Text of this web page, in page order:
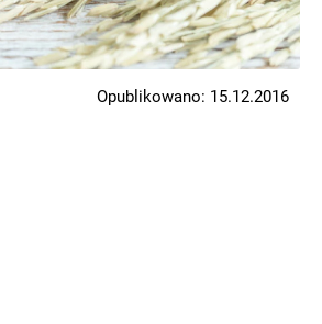
Opublikowano: 15.12.2016